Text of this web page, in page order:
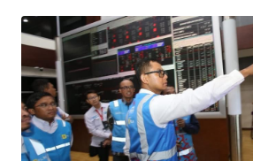
Informasi
INDEKS
BERITA
KONTAK